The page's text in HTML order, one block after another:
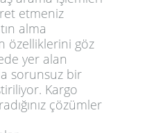
etmeniz
alma
özelliklerini göz
yer alan
sorunsuz bir
Kargo
çözümler